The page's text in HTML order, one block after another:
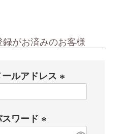
録がお済みのお客様
ールアドレス
スワード